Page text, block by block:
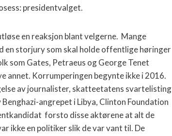
presidentvalget.
en reaksjon blant velgerne. Mange
en storjury som skal holde offentlige høringer
som Gates, Petraeus og George Tenet
annet. Korrumperingen begynte ikke i 2016.
av journalister, skatteetatens svartelisting
angrepet i Libya, Clinton Foundation
forsto disse aktørene at alt de
ikke en politiker slik de var vant til. De